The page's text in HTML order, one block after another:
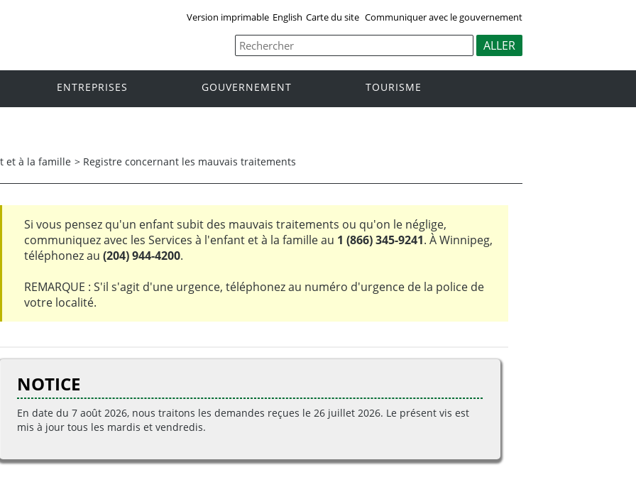
Version imprimable English Carte du site Communiquer avec le gouvernement
ENTREPRISES GOUVERNEMENT TOURISME
et à la famille > Registre concernant les mauvais traitements
Si vous pensez qu'un enfant subit des mauvais traitements ou qu'on le néglige,
communiquez avec les Services à l'enfant et à la famille au 1 (866) 345-9241. À Winnipeg,
téléphonez au (204) 944-4200.
REMARQUE : S'il s'agit d'une urgence, téléphonez au numéro d'urgence de la police de
votre localité.
NOTICE
En date du 7août 2026, nous traitons les demandes reçues le 26 juillet 2026. Le présent vis est
mis à jour tous les mardis et vendredis.